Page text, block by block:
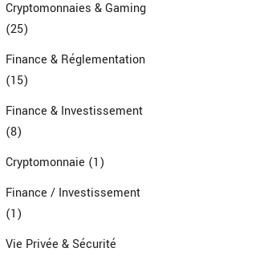
Cryptomonnaies & Gaming
(25)
Finance & Réglementation
(15)
Finance & Investissement
(8)
Cryptomonnaie (1)
Finance / Investissement
(1)
Vie Privée & Sécurité